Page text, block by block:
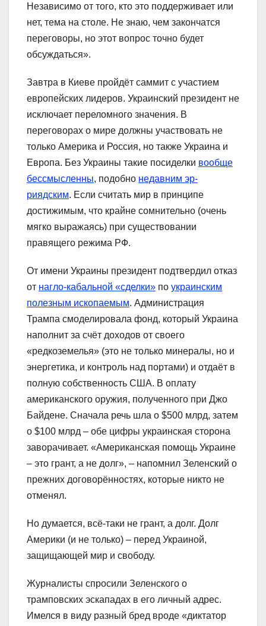
Независимо от того, кто это поддерживает или
нет, тема на столе. Не знаю, чем закончатся
переговоры, но этот вопрос точно будет
обсуждаться».
Завтра в Киеве пройдёт саммит с участием
европейских лидеров. Украинский президент не
исключает переломного значения. В
переговорах о мире должны участвовать не
только Америка и Россия, но также Украина и
Европа. Без Украины такие посиделки вообще
бессмысленны, подобно недавним эр-
риядским. Если считать мир в принципе
достижимым, что крайне сомнительно (очень
мягко выражаясь) при существовании
правящего режима РФ.
От имени Украины президент подтвердил отказ
от нагло-кабальной «сделки» по украинским
полезным ископаемым. Администрация
Трампа смоделировала фонд, который Украина
наполнит за счёт доходов от своего
«редкоземелья» (это не только минералы, но и
энергетика, и контроль над портами) и отдаёт в
полную собственность США. В оплату
американского оружия, полученного при Джо
Байдене. Сначала речь шла о $500 млрд, затем
о $100 млрд – обе цифры украинская сторона
заворачивает. «Американская помощь Украине
– это грант, а не долг», – напомнил Зеленский о
прежних договорённостях, которые никто не
отменял.
Но думается, всё-таки не грант, а долг. Долг
Америки (и не только) – перед Украиной,
защищающей мир и свободу.
Журналисты спросили Зеленского о
трамповских эскападах в его личный адрес.
Имелся в виду разный бред вроде «диктатор